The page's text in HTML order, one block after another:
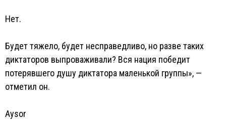
Нет.
Будет тяжело, будет несправедливо, но разве таких
диктаторов выпроваживали? Вся нация победит
потерявшего душу диктатора маленькой группы», —
отметил он.
Aysor